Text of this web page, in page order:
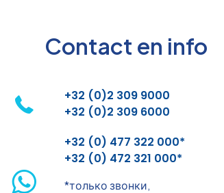
Contact en info
+32 (0)2 309 9000
+32 (0)2 309 6000
+32 (0) 477 322 000*
+32 (0) 472 321 000*
*только звонки,